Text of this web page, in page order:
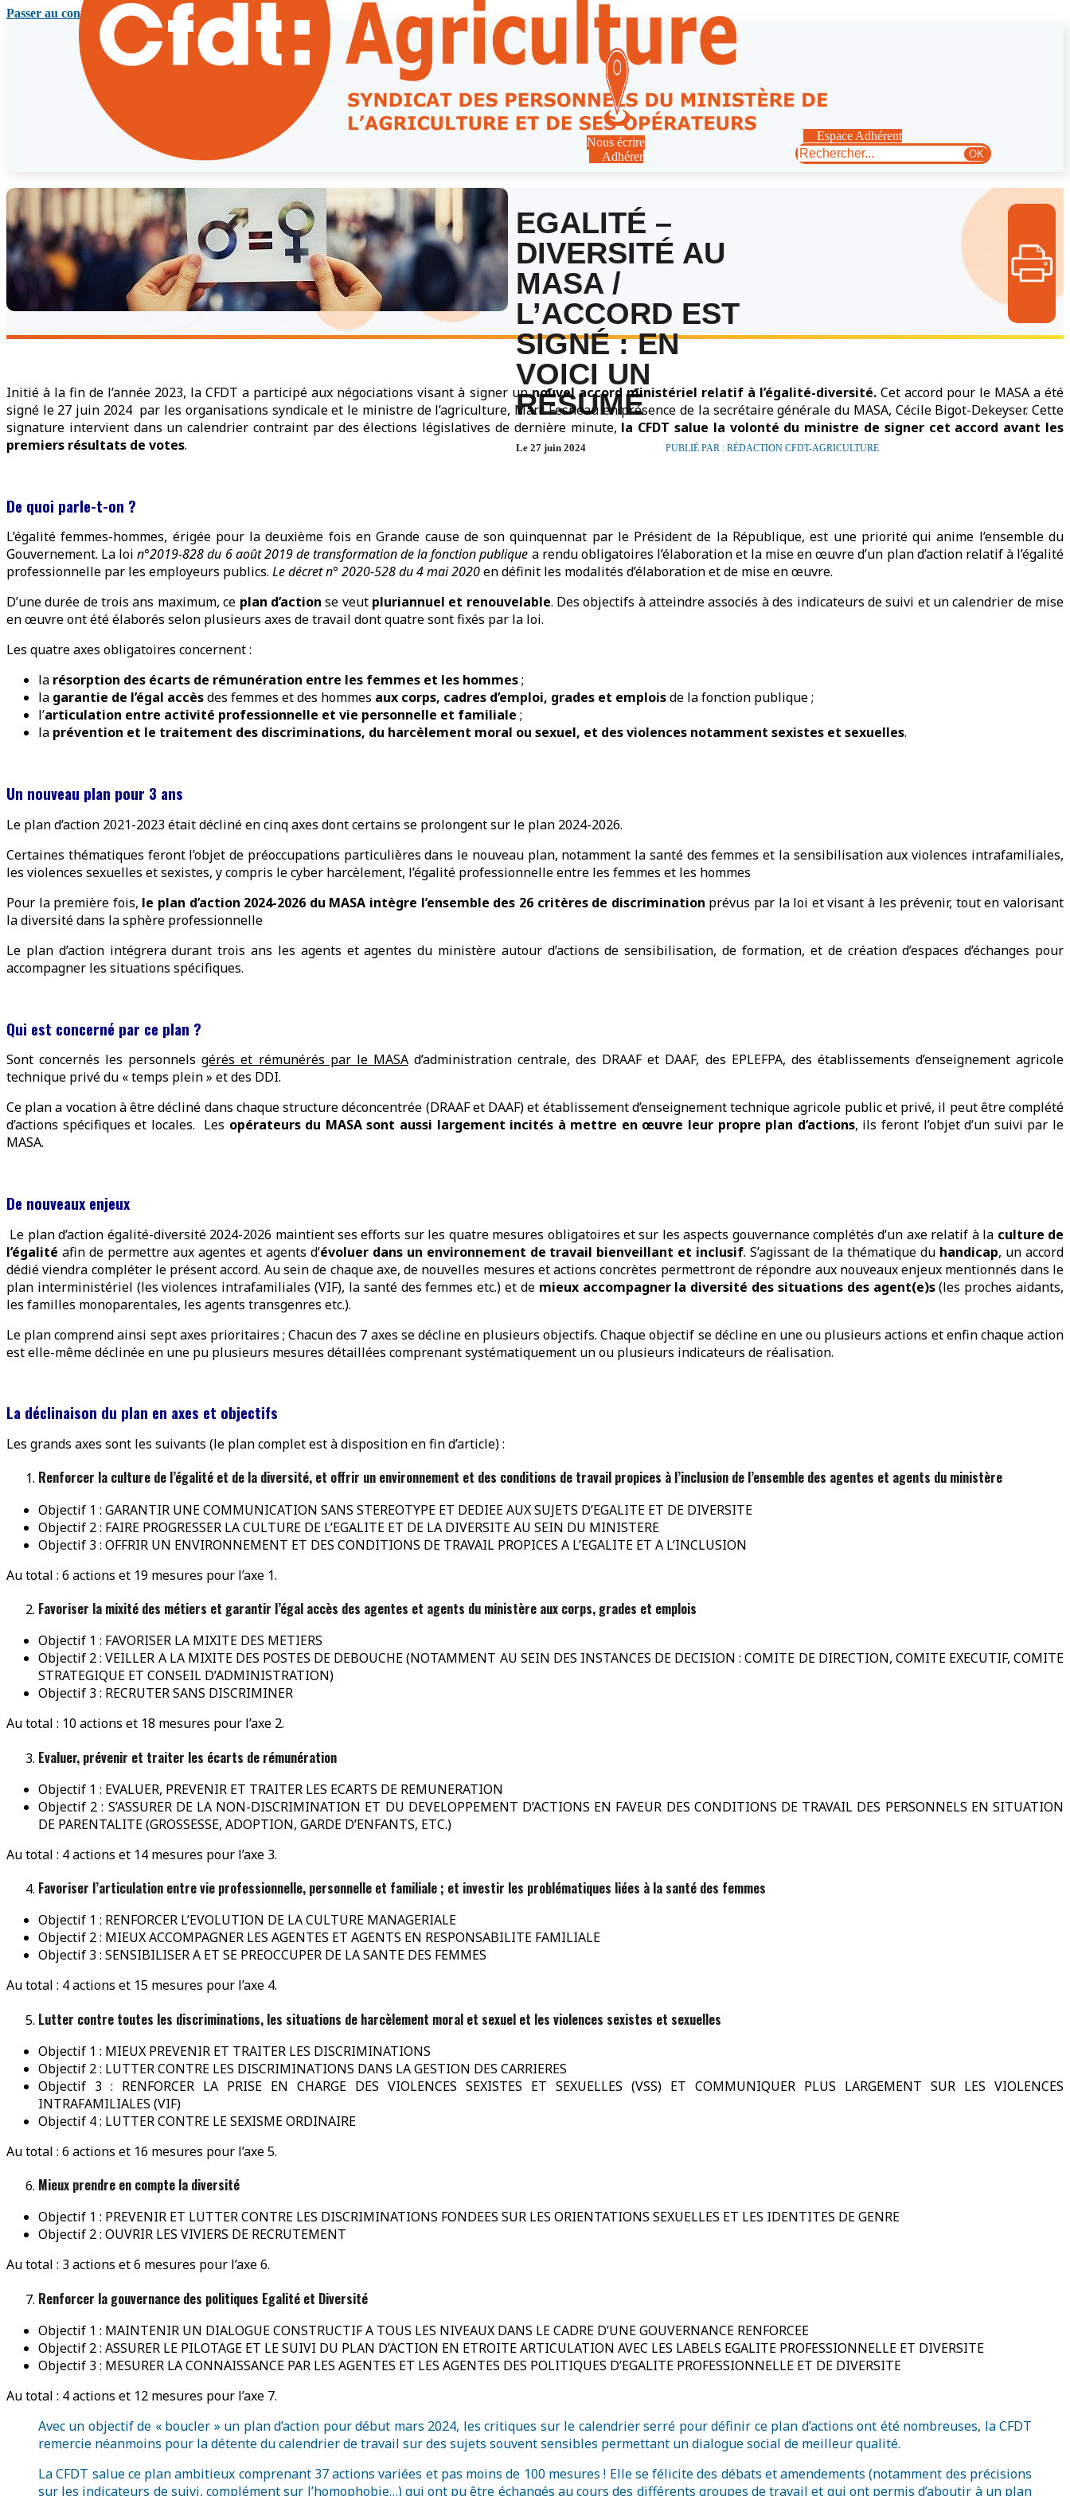
Passer au contenu principal
Nous écrire
Adhérer
Espace Adhérent
Rechercher
OK
EGALITÉ –
DIVERSITÉ AU
MASA /
L’ACCORD EST
SIGNÉ : EN
VOICI UN
RÉSUMÉ
Le 27 juin 2024 PUBLIÉ PAR : RÉDACTION CFDT-AGRICULTURE
Initié à la fin de l’année 2023, la CFDT a participé aux négociations visant à signer unnouvel accord ministériel relatif à l’égalité-diversité. Cet accord pour le MASA a été
signé le 27 juin 2024 par les organisations syndicale et le ministre de l’agriculture, Marc Fesneau en présence de la secrétaire générale du MASA, Cécile Bigot-Dekeyser. Cette
signature intervient dans un calendrier contraint par des élections législatives de dernière minute, la CFDT salue la volonté du ministre de signer cet accord avant les
premiers résultats de votes.
De quoi parle-t-on ?
L’égalité femmes-hommes, érigée pour la deuxième fois en Grande cause de son quinquennat par le Président de la République, est une priorité qui anime l’ensemble du
Gouvernement. La loi n°2019-828 du 6 août 2019 de transformation de la fonction publique a rendu obligatoires l’élaboration et la mise en œuvre d’un plan d’action relatif à l’égalité
professionnelle par les employeurs publics. Le décret n° 2020-528 du 4 mai 2020en définit les modalités d’élaboration et de mise en œuvre.
D’une durée de trois ans maximum, ce plan d’action se veut pluriannuel et renouvelable. Des objectifs à atteindre associés à des indicateurs de suivi et un calendrier de mise
en œuvre ont été élaborés selon plusieurs axes de travail dont quatre sont fixés par la loi.
Les quatre axes obligatoires concernent :
la résorption des écarts de rémunération entre les femmes et les hommes;
la garantie de l’égal accèsdes femmes et des hommes aux corps, cadres d’emploi, grades et emploisde la fonction publique ;
l’articulation entre activité professionnelle et vie personnelle et familiale ;
la prévention et le traitement des discriminations, du harcèlement moral ou sexuel, et des violences notamment sexistes et sexuelles.
Un nouveau plan pour 3 ans
Le plan d’action 2021-2023 était décliné en cinq axes dont certains se prolongent sur le plan 2024-2026.
Certaines thématiques feront l’objet de préoccupations particulières dans le nouveau plan, notamment la santé des femmes et la sensibilisation aux violences intrafamiliales,
les violences sexuelles et sexistes, y compris le cyber harcèlement, l’égalité professionnelle entre les femmes et les hommes
Pour la première fois, le plan d’action 2024-2026 du MASA intègre l’ensemble des 26 critères de discrimination prévus par la loi et visant à les prévenir, tout en valorisant
la diversité dans la sphère professionnelle
Le plan d’action intégrera durant trois ans les agents et agentes du ministère autour d’actions de sensibilisation, de formation, et de création d’espaces d’échanges pour
accompagner les situations spécifiques.
Qui est concerné par ce plan ?
Sont concernés les personnelsgérés et rémunérés par le MASAd’administration centrale, des DRAAF et DAAF, des EPLEFPA, des établissements d’enseignement agricole
technique privé du « temps plein » et des DDI.
Ce plan a vocation à être décliné dans chaque structure déconcentrée (DRAAF et DAAF) et établissement d’enseignement technique agricole public et privé, il peut être complété
d’actions spécifiques et locales. Les opérateurs du MASA sont aussi largement incités à mettre en œuvre leur propre plan d’actions, ils feront l’objet d’un suivi par le
MASA.
De nouveaux enjeux
Le plan d’action égalité-diversité 2024-2026 maintient ses efforts sur les quatre mesures obligatoires et sur les aspects gouvernance complétés d’un axe relatif à la culture de
l’égalité afin de permettre aux agentes et agents d’évoluer dans un environnement de travail bienveillant et inclusif. S’agissant de la thématique du handicap, un accord
dédié viendra compléter le présent accord. Au sein de chaque axe, de nouvelles mesures et actions concrètes permettront de répondre aux nouveaux enjeux mentionnés dans le
plan interministériel (les violences intrafamiliales (VIF), la santé des femmes etc.) et de mieux accompagner la diversité des situations des agent(e)s(les proches aidants,
les familles monoparentales, les agents transgenres etc.).
Le plan comprend ainsi sept axes prioritaires ; Chacun des 7 axes se décline en plusieurs objectifs. Chaque objectif se décline en une ou plusieurs actions et enfin chaque action
est elle-même déclinée en une pu plusieurs mesures détaillées comprenant systématiquement un ou plusieurs indicateurs de réalisation.
La déclinaison du plan en axes et objectifs
Les grands axes sont les suivants (le plan complet est à disposition en fin d’article) :
Renforcer la culture de l’égalité et de la diversité, et offrir un environnement et des conditions de travail propices à l’inclusion de l’ensemble des agentes et agents du ministère
Objectif 1 : GARANTIR UNE COMMUNICATION SANS STEREOTYPE ET DEDIEE AUX SUJETS D’EGALITE ET DE DIVERSITE
Objectif 2 : FAIRE PROGRESSER LA CULTURE DE L’EGALITE ET DE LA DIVERSITE AU SEIN DU MINISTERE
Objectif 3 : OFFRIR UN ENVIRONNEMENT ET DES CONDITIONS DE TRAVAIL PROPICES A L’EGALITE ET A L’INCLUSION
Au total : 6 actions et 19 mesures pour l’axe 1.
Favoriser la mixité des métiers et garantir l’égal accès des agentes et agents du ministère aux corps, grades et emplois
Objectif 1 : FAVORISER LA MIXITE DES METIERS
Objectif 2 : VEILLER A LA MIXITE DES POSTES DE DEBOUCHE (NOTAMMENT AU SEIN DES INSTANCES DE DECISION : COMITE DE DIRECTION, COMITE EXECUTIF, COMITE
STRATEGIQUE ET CONSEIL D’ADMINISTRATION)
Objectif 3 : RECRUTER SANS DISCRIMINER
Au total : 10 actions et 18 mesures pour l’axe 2.
Evaluer, prévenir et traiter les écarts de rémunération
Objectif 1 : EVALUER, PREVENIR ET TRAITER LES ECARTS DE REMUNERATION
Objectif 2 : S’ASSURER DE LA NON-DISCRIMINATION ET DU DEVELOPPEMENT D’ACTIONS EN FAVEUR DES CONDITIONS DE TRAVAIL DES PERSONNELS EN SITUATION
DE PARENTALITE (GROSSESSE, ADOPTION, GARDE D’ENFANTS, ETC.)
Au total : 4 actions et 14 mesures pour l’axe 3.
Favoriser l’articulation entre vie professionnelle, personnelle et familiale ; et investir les problématiques liées à la santé des femmes
Objectif 1 : RENFORCER L’EVOLUTION DE LA CULTURE MANAGERIALE
Objectif 2 : MIEUX ACCOMPAGNER LES AGENTES ET AGENTS EN RESPONSABILITE FAMILIALE
Objectif 3 : SENSIBILISER A ET SE PREOCCUPER DE LA SANTE DES FEMMES
Au total : 4 actions et 15 mesures pour l’axe 4.
Lutter contre toutes les discriminations, les situations de harcèlement moral et sexuel et les violences sexistes et sexuelles
Objectif 1 : MIEUX PREVENIR ET TRAITER LES DISCRIMINATIONS
Objectif 2 : LUTTER CONTRE LES DISCRIMINATIONS DANS LA GESTION DES CARRIERES
Objectif 3 : RENFORCER LA PRISE EN CHARGE DES VIOLENCES SEXISTES ET SEXUELLES (VSS) ET COMMUNIQUER PLUS LARGEMENT SUR LES VIOLENCES
INTRAFAMILIALES (VIF)
Objectif 4 : LUTTER CONTRE LE SEXISME ORDINAIRE
Au total : 6 actions et 16 mesures pour l’axe 5.
Mieux prendre en compte la diversité
Objectif 1 : PREVENIR ET LUTTER CONTRE LES DISCRIMINATIONS FONDEES SUR LES ORIENTATIONS SEXUELLES ET LES IDENTITES DE GENRE
Objectif 2 : OUVRIR LES VIVIERS DE RECRUTEMENT
Au total : 3 actions et 6 mesures pour l’axe 6.
Renforcer la gouvernance des politiques Egalité et Diversité
Objectif 1 : MAINTENIR UN DIALOGUE CONSTRUCTIF A TOUS LES NIVEAUX DANS LE CADRE D’UNE GOUVERNANCE RENFORCEE
Objectif 2 : ASSURER LE PILOTAGE ET LE SUIVI DU PLAN D’ACTION EN ETROITE ARTICULATION AVEC LES LABELS EGALITE PROFESSIONNELLE ET DIVERSITE
Objectif 3 : MESURER LA CONNAISSANCE PAR LES AGENTES ET LES AGENTES DES POLITIQUES D’EGALITE PROFESSIONNELLE ET DE DIVERSITE
Au total : 4 actions et 12 mesures pour l’axe 7.
Avec un objectif de « boucler » un plan d’action pour début mars 2024, les critiques sur le calendrier serré pour définir ce plan d’actions ont été nombreuses, la CFDT
remercie néanmoins pour la détente du calendrier de travail sur des sujets souvent sensibles permettant un dialogue social de meilleur qualité.
La CFDT salue ce plan ambitieux comprenant 37 actions variées et pas moins de 100 mesures ! Elle se félicite des débats et amendements (notamment des précisions
sur les indicateurs de suivi, complément sur l’homophobie…) qui ont pu être échangés au cours des différents groupes de travail et qui ont permis d’aboutir à un plan